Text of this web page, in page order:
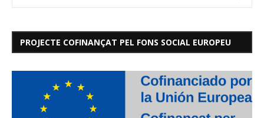
PROJECTE COFINANÇAT PEL FONS SOCIAL EUROPEU